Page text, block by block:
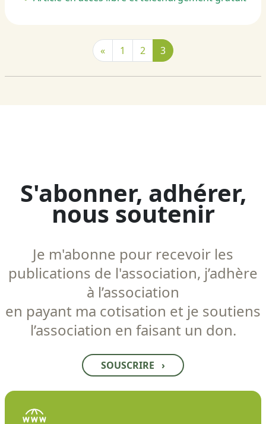
« 1 2 3
S'abonner, adhérer,
nous soutenir
Je m'abonne pour recevoir les
publications de l'association, j’adhère
à l’association
en payant ma cotisation et je soutiens
l’association en faisant un don.
SOUSCRIRE ›